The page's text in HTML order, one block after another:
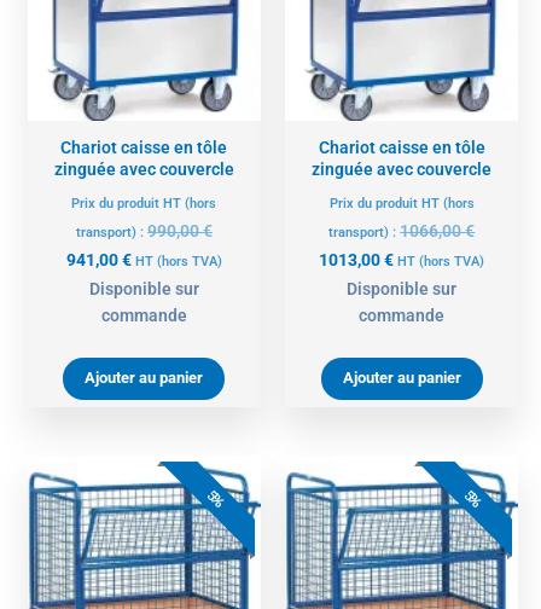
Chariot caisse en tôle
zinguée avec couvercle
Prix du produit HT (hors
transport) : 990,00€
990,00 €.
941,00€
941,00 €.
HT (hors TVA)
Disponible sur
commande
Ajouter au panier
Chariot caisse en tôle
zinguée avec couvercle
Prix du produit HT (hors
transport) :1066,00€
1066,00
1013,00€
1013,00 €.
HT (hors TVA)
Disponible sur
commande
Ajouter au panier
5%
Le
prix
initial
était :
677,00 €.
prix
actuel
est :
643,00 €.
5%
Le
prix
initial
était :
628,00 €.
prix
actuel
est :
597,00 €.